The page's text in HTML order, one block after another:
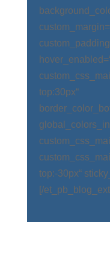
top:30px“
top:-30px“
[/